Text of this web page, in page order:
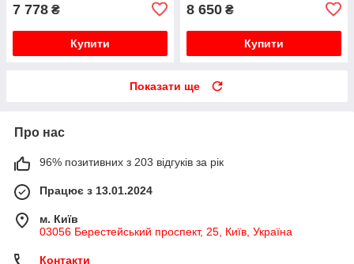
7 778 ₴
Купити
8 650 ₴
Купити
Показати ще
Про нас
96% позитивних з 203 відгуків за рік
Працює з 13.01.2024
м. Київ
03056 Берестейський проспект, 25, Київ, Україна
Контакти